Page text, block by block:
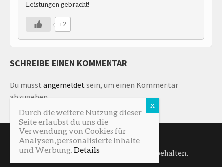
Leistungen gebracht!
+2
SCHREIBE EINEN KOMMENTAR
Du musst angemeldetsein, um einen Kommentar
abzugeben.
SturmNetz © 2026. Alle Rechte vorbehalten.
Durch die weitere Nutzung dieser
Seite erlaubst du uns die
Verwendung von Cookies für
Analysen, personalisierte Inhalte
und Werbung.Details